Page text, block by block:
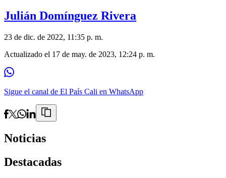
Julián Domínguez Rivera
23 de dic. de 2022, 11:35 p. m.
Actualizado el 17 de may. de 2023, 12:24 p. m.
Sigue el canal de El País Cali en WhatsApp
Noticias
Destacadas